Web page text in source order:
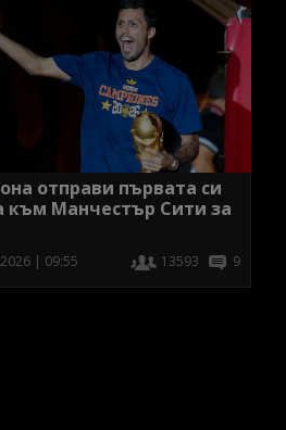
отправи първата си
към Манчестър Сити за
| 09:55 13593 9